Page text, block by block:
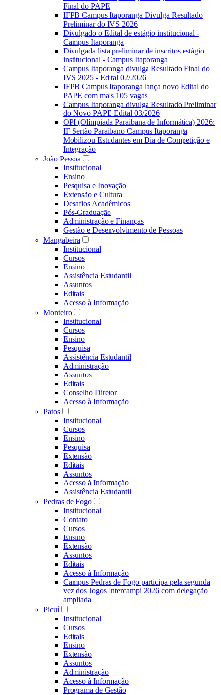
Final do PAPE
IFPB Campus Itaporanga Divulga Resultado
Preliminar do IVS 2026
Divulgado o Edital de estágio institucional -
Campus Itaporanga
Divulgada lista preliminar de inscritos estágio
institucional - Campus Itaporanga
Campus Itaporanga divulga Resultado Final do
IVS 2025 - Edital 02/2026
IFPB Campus Itaporanga lança novo Edital do
PAPE com mais 105 vagas
Campus Itaporanga divulga Resultado Preliminar
do Novo PAPE Edital 03/2026
OPI (Olímpiada Paraibana de Informática) 2026:
IF Sertão Paraibano Campus Itaporanga
Mobilizou Estudantes em Dia de Competição e
Integração
João Pessoa
Institucional
Ensino
Pesquisa e Inovação
Extensão e Cultura
Desafios Acadêmicos
Pós-Graduação
Administração e Finanças
Gestão e Desenvolvimento de Pessoas
Mangabeira
Institucional
Cursos
Ensino
Assistência Estudantil
Assuntos
Editais
Acesso à Informação
Monteiro
Institucional
Cursos
Ensino
Pesquisa
Assistência Estudantil
Administração
Assuntos
Editais
Conselho Diretor
Acesso à Informação
Patos
Institucional
Cursos
Ensino
Pesquisa
Extensão
Editais
Assuntos
Acesso à Informação
Assistência Estudantil
Pedras de Fogo
Institucional
Contato
Cursos
Ensino
Extensão
Assuntos
Editais
Acesso à Informação
Campus Pedras de Fogo participa pela segunda
vez dos Jogos Intercampi 2026 com delegação
ampliada
Picuí
Institucional
Cursos
Editais
Ensino
Extensão
Assuntos
Administração
Acesso à Informação
Programa de Gestão